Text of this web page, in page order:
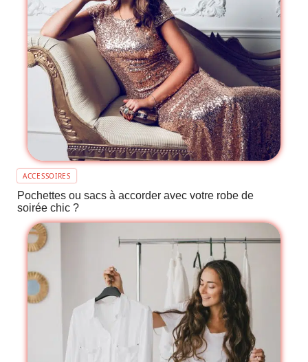
ACCESSOIRES
Pochettes ou sacs à accorder avec votre robe de
soirée chic ?